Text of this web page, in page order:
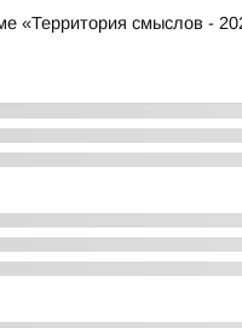
«Территория смыслов -